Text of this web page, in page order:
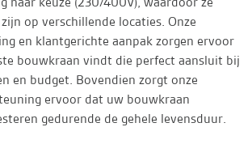
op verschillende locaties. Onze
en klantgerichte aanpak zorgen ervoor
bouwkraan vindt die perfect aansluit bij
en budget. Bovendien zorgt onze
ervoor dat uw bouwkraan
gedurende de gehele levensduur.